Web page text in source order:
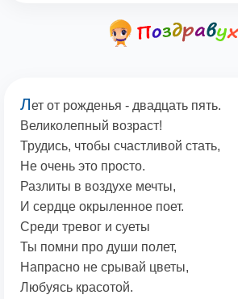
Лет от рожденья - двадцать пять.
Великолепный возраст!
Трудись, чтобы счастливой стать,
Не очень это просто.
Разлиты в воздухе мечты,
И сердце окрыленное поет.
Среди тревог и суеты
Ты помни про души полет,
Напрасно не срывай цветы,
Любуясь красотой.